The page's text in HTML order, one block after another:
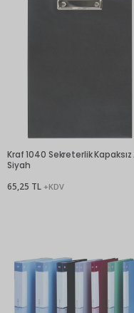
Kraf 1040 Sekreterlik
Siyah
65,25 TL +KDV